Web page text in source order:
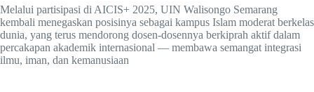
Melalui partisipasi di AICIS+ 2025, UIN Walisongo Semarang
kembali menegaskan posisinya sebagai kampus Islam moderat berkelas
dunia, yang terus mendorong dosen-dosennya berkiprah aktif dalam
percakapan akademik internasional — membawa semangat integrasi
ilmu, iman, dan kemanusiaan